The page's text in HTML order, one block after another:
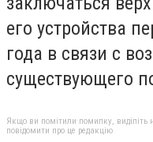
его устройства
года в связи с
существующего
Якщо ви помітили помилку, виділіть
повідомити про це редакцію